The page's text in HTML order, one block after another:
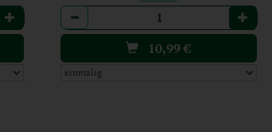
Anzahl
10,99€